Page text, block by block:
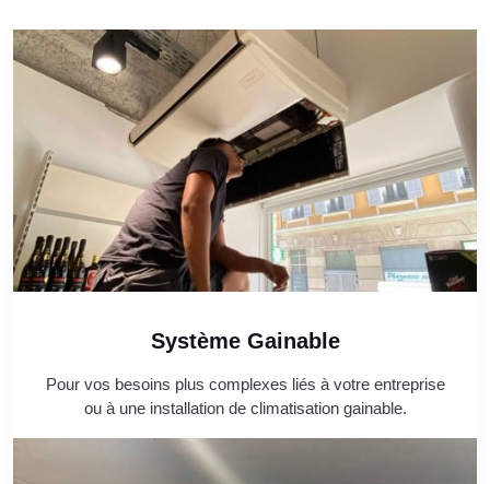
Système Gainable
Pour vos besoins plus complexes liés à votre entreprise
ou à une installation de climatisation gainable.